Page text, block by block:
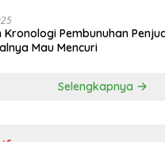
Kronologi Pembunuhan
Mau Mencuri
Selengkapnya